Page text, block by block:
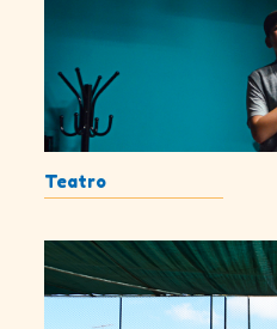
Teatro